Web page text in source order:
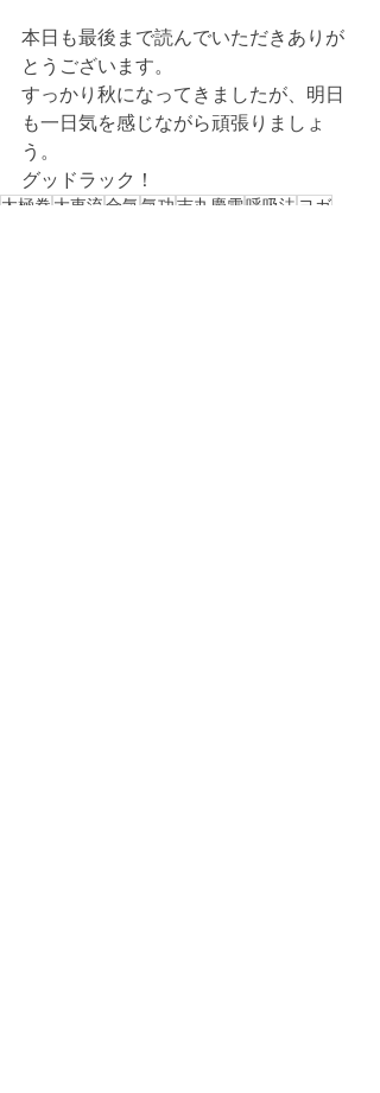
本日も最後まで読んでいただきありが
とうございます。
すっかり秋になってきましたが、明日
も一日気を感じながら頑張りましょ
う。
グッドラック！
太極拳 大東流合気 気功吉丸慶雪呼吸法 ヨガ